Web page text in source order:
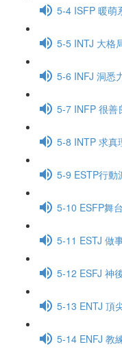
5-4 ISFP 暖萌
5-5 INTJ 大格
5-6 INFJ 洞悉
5-7 INFP 很善
5-8 INTP 求真
5-9 ESTP行動
5-10 ESFP舞
5-11 ESTJ 做
5-12 ESFJ 神
5-13 ENTJ 頂
5-14 ENFJ 教